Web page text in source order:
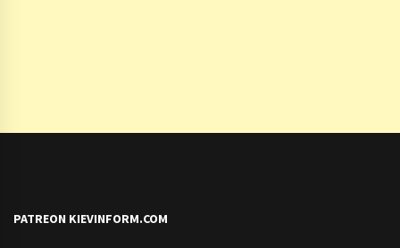
PATREON KIEVINFORM.COM